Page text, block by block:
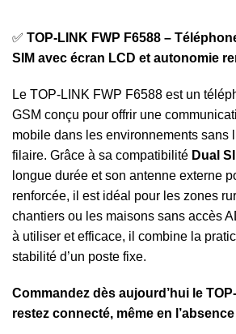
✅ TOP-LINK FWP F6588 –
SIM avec écran LCD et autonomie
Le TOP-LINK FWP F6588 est un
GSM conçu pour offrir une
mobile dans les environnements sans
filaire. Grâce à sa compatibilité Dual
longue durée et son antenne externe
renforcée, il est idéal pour les zones
chantiers ou les maisons sans accès
à utiliser et efficace, il combine la
stabilité d’un poste fixe.
Commandez dès aujourd’hui le
restez connecté, même en